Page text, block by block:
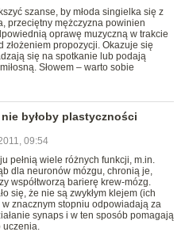
szanse, by młoda singielka się z
przeciętny mężczyzna powinien
oprawę muzyczną w trakcie
złożeniem propozycji. Okazuje się
się na spotkanie lub podają
Słowem – warto sobie
byłoby plastyczności
09:54
pełnią wiele różnych funkcji, m.in.
dla neuronów mózgu, chronią je,
współtworzą barierę krew-mózg.
się, że nie są zwykłym klejem (ich
znacznym stopniu odpowiadają za
synaps i w ten sposób pomagają
uczenia.